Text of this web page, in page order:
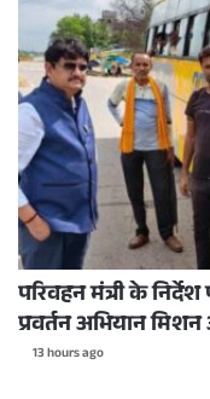
परिवहन मंत्री के
प्रवर्तन अभियान
13 hours ago